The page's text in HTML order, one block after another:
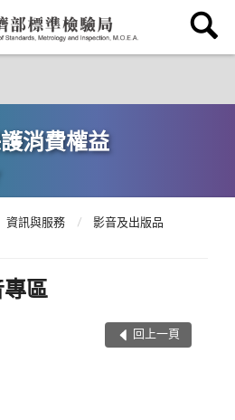
消費權益
資訊與服務
影音及出版品
專區
回上一頁